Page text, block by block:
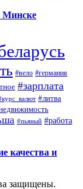
Минске
#вело #германия
#зарплата
#литва
#пьяный #работа
качества и
защищены.